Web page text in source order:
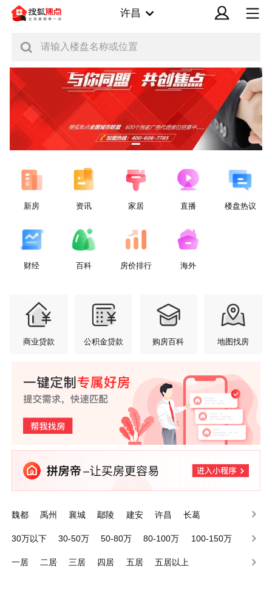
许昌
请输入楼盘名称或位置
新房 资讯 家居 直播 楼盘热议
财经 百科 房价排行 海外
商业贷款 公积金贷款 购房百科 地图找房
魏都 禹州 襄城 鄢陵 建安 许昌 长葛
30万以下 30-50万 50-80万 80-100万
100-150万
一居
二居 三居 四居 五居 五居以上